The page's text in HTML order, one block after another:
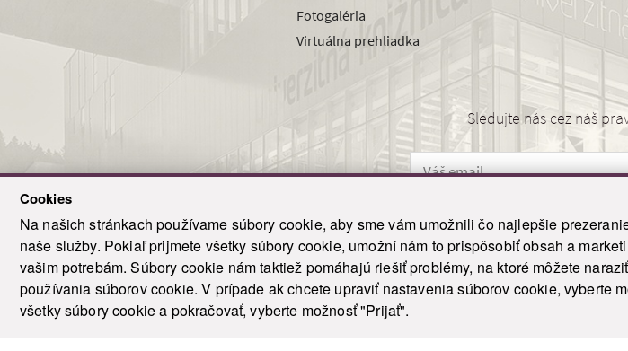
Cookies
Na našich stránkach používame súbory cookie, aby sme vám umožnili čo najlepšie
naše služby. Pokiaľ prijmete všetky súbory cookie, umožní nám to prispôsobiť obsah a
vašim potrebám. Súbory cookie nám taktiež pomáhajú riešiť problémy, na ktoré môžete
používania súborov cookie. V prípade ak chcete upraviť nastavenia súborov cookie, vyberte
všetky súbory cookie a pokračovať, vyberte možnosť "Prijať".
Fotogaléria
Virtuálna prehliadka
Sledujte nás cez náš
© 2021-2026 ku.sk. Všetky práva vyhradené. | Ochrana
This site is protected by reCAPTCHA and the Google
Tvorba stránky WebCreators.sk |